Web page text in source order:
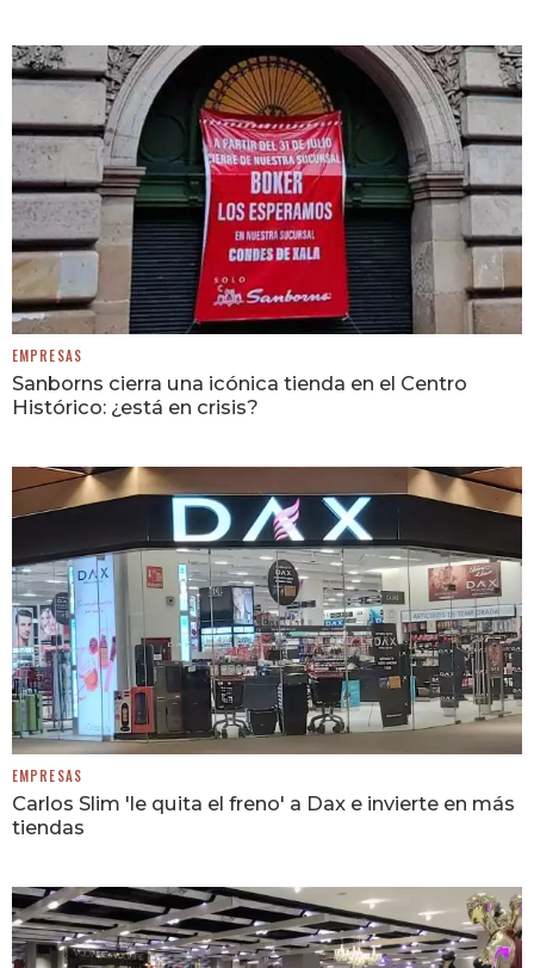
EMPRESAS
Sanborns cierra una icónica tienda en el Centro
Histórico: ¿está en crisis?
EMPRESAS
Carlos Slim 'le quita el freno' a Dax e invierte en más
tiendas